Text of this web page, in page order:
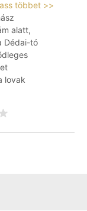
többet >>
alatt,
Dédai-tó
lovak